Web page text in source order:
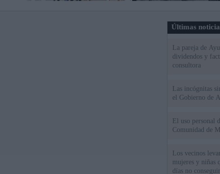
Últimas
La pareja de
dividendos y
consultora
Las incógnitas
el Gobierno de
El uso personal
Comunidad de
Los vecinos
mujeres y niñas
días no